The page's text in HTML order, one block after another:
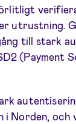
utrustning.
till stark
(Payment
i Norden, och